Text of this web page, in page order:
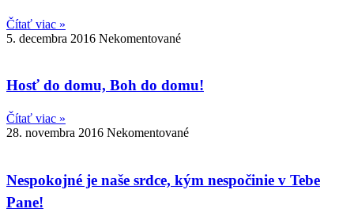
Čítať viac »
5. decembra 2016 Nekomentované
Hosť do domu, Boh do domu!
Čítať viac »
28. novembra 2016 Nekomentované
Nespokojné je naše srdce, kým nespočinie v Tebe
Pane!